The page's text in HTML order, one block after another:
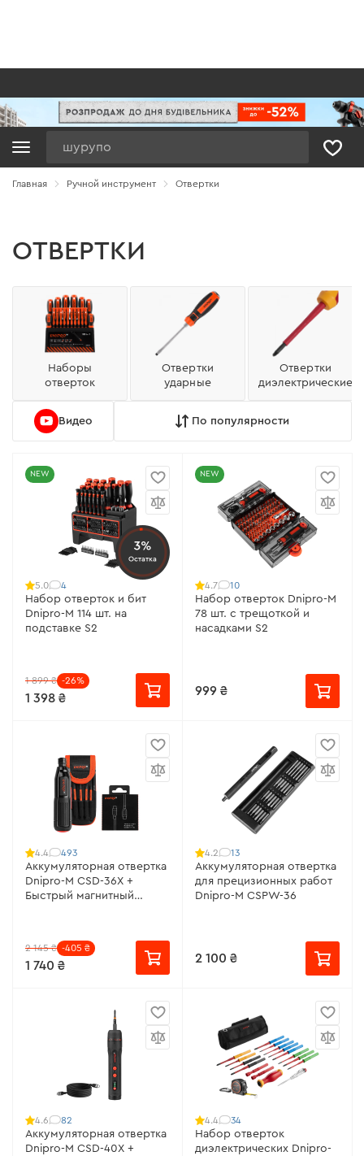
Главная Ручной инструмент Отвертки
ОТВЕРТКИ
Наборы
отверток
Отвертки
ударные
Отвертки
диэлектрические
Видео По популярности
NEW
3%
Остатка
5.0 4
Набор отверток и бит
Dnipro-M 114 шт. на
подставке S2
1 899 ₴ -26%
1 398 ₴
NEW
4.7 10
Набор отверток Dnipro-M
78 шт. с трещоткой и
насадками S2
999 ₴
4.4 493
Аккумуляторная отвертка
Dnipro-M CSD-36X +
Быстрый магнитный
2 145 ₴ -405 ₴
1 740 ₴
4.2 13
Аккумуляторная отвертка
для прецизионных работ
Dnipro-M CSPW-36
2 100 ₴
4.6 82
Аккумуляторная отвертка
Dnipro-M CSD-40X +
4.4 34
Набор отверток
диэлектрических Dnipro-